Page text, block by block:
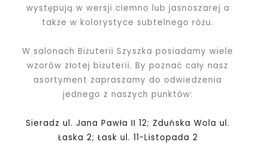
występują w wersji ciemno lub jasnoszarej a
także w kolorystyce subtelnego różu.
W salonach Biżuterii Szyszka posiadamy wiele
wzorów złotej biżuterii. By poznać cały nasz
asortyment zapraszamy do odwiedzenia
jednego z naszych punktów:
Sieradz ul. Jana Pawła II 12; Zduńska Wola ul.
Łaska 2; Łask ul. 11-Listopada 2